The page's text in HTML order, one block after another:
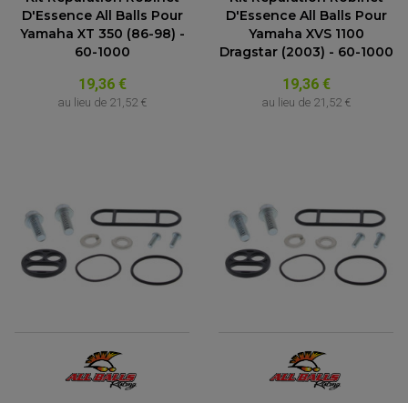
D'Essence All Balls Pour
Yamaha XT 350 (86-98) -
60-1000
19,36 €
au lieu de 21,52 €
D'Essence All Balls Pour
Yamaha XVS 1100
Dragstar (2003) - 60-1000
19,36 €
au lieu de 21,52 €